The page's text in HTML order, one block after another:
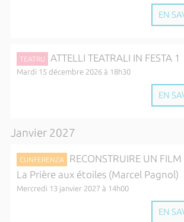
EN
TEATRU ATTELLI TEATRALI IN FESTA 1
Mardi 15 décembre 2026 à 18h30
EN
Janvier 2027
CUNFERENZA
RECONSTRUIRE UN
La Prière aux étoiles (Marcel Pagnol)
Mercredi 13 janvier 2027 à 14h00
EN